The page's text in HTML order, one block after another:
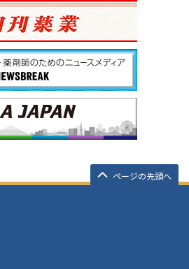
ページの先頭へ